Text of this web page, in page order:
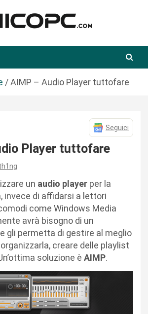
AIMP – Audio Player tuttofare
Seguici
Player tuttofare
un audio player per la
invece di affidarsi a lettori
come Windows Media
avrà bisogno di un
gli permetta di gestire al meglio
creare delle playlist
soluzione è AIMP.